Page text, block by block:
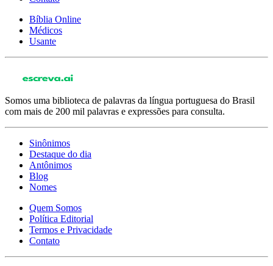
Bíblia Online
Médicos
Usante
Somos uma biblioteca de palavras da língua portuguesa do Brasil
com mais de 200 mil palavras e expressões para consulta.
Sinônimos
Destaque do dia
Antônimos
Blog
Nomes
Quem Somos
Política Editorial
Termos e Privacidade
Contato